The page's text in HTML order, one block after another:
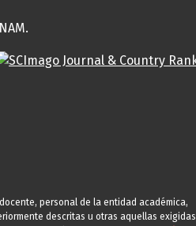
personal de la entidad académica,
descritas u otras aquellas exigidas